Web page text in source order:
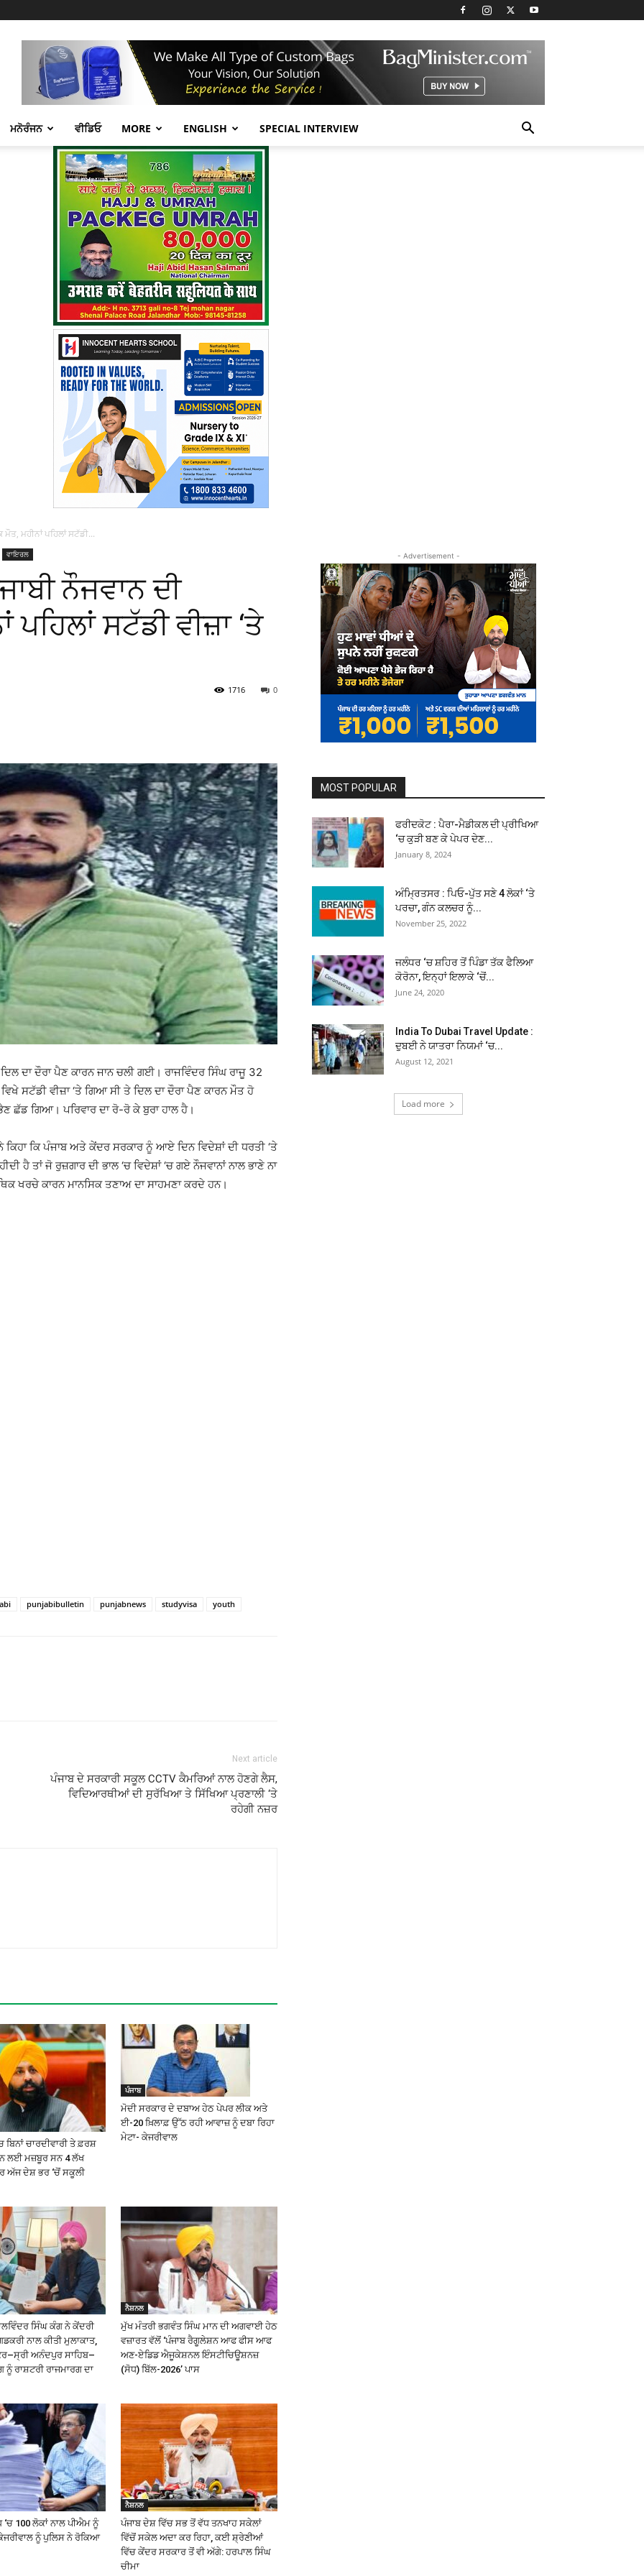
ਮਨੋਰੰਜਨ ਵੀਡਿਓ MORE ENGLISH SPECIAL INTERVIEW
ਮਹੀਨਾਂ ਪਹਿਲਾਂ ਸਟੱਡੀ...
ਵਾਇਰਲ
ਨੌਜਵਾਨ ਦੀ
ਸਟੱਡੀ ਵੀਜ਼ਾ ‘ਤੇ
0
1716
ਦਾ ਦੌਰਾ ਪੈਣ ਕਾਰਨ ਜਾਨ ਚਲੀ ਗਈ। ਰਾਜਵਿੰਦਰ ਸਿੰਘ ਰਾਜੂ 32
ਸਟੱਡੀ ਵੀਜ਼ਾ ‘ਤੇ ਗਿਆ ਸੀ ਤੇ ਦਿਲ ਦਾ ਦੌਰਾ ਪੈਣ ਕਾਰਨ ਮੌਤ ਹੋ
ਗਿਆ। ਪਰਿਵਾਰ ਦਾ ਰੋ-ਰੋ ਕੇ ਬੁਰਾ ਹਾਲ ਹੈ।
ਕਿਹਾ ਕਿ ਪੰਜਾਬ ਅਤੇ ਕੇਂਦਰ ਸਰਕਾਰ ਨੂੰ ਆਏ ਦਿਨ ਵਿਦੇਸ਼ਾਂ ਦੀ ਧਰਤੀ ‘ਤੇ
ਹੈ ਤਾਂ ਜੋ ਰੁਜ਼ਗਾਰ ਦੀ ਭਾਲ ‘ਚ ਵਿਦੇਸ਼ਾਂ ‘ਚ ਗਏ ਨੌਜਵਾਨਾਂ ਨਾਲ ਭਾਣੇ ਨਾ
ਖਰਚੇ ਕਾਰਨ ਮਾਨਸਿਕ ਤਣਾਅ ਦਾ ਸਾਹਮਣਾ ਕਰਦੇ ਹਨ।
punjabibulletin punjabnews studyvisa youth
Next article
ਪੰਜਾਬ ਦੇ ਸਰਕਾਰੀ ਸਕੂਲ CCTV ਕੈਮਰਿਆਂ ਨਾਲ ਹੋਣਗੇ ਲੈਸ,
ਵਿਦਿਆਰਥੀਆਂ ਦੀ ਸੁਰੱਖਿਆ ਤੇ ਸਿੱਖਿਆ ਪ੍ਰਣਾਲੀ ‘ਤੇ
ਰਹੇਗੀ ਨਜ਼ਰ
ਬਿਨਾਂ ਚਾਰਦੀਵਾਰੀ ਤੇ ਫ਼ਰਸ਼
ਲਈ ਮਜ਼ਬੂਰ ਸਨ 4 ਲੱਖ
ਅੱਜ ਦੇਸ਼ ਭਰ ‘ਚੋਂ ਸਕੂਲੀ
ਪੰਜਾਬ
ਮੋਦੀ ਸਰਕਾਰ ਦੇ ਦਬਾਅ ਹੇਠ ਪੇਪਰ ਲੀਕ ਅਤੇ
ਈ-20 ਖ਼ਿਲਾਫ਼ ਉੱਠ ਰਹੀ ਆਵਾਜ਼ ਨੂੰ ਦਬਾ ਰਿਹਾ
ਮੇਟਾ- ਕੇਜਰੀਵਾਲ
ਸਿੰਘ ਕੰਗ ਨੇ ਕੇਂਦਰੀ
ਨਾਲ ਕੀਤੀ ਮੁਲਾਕਾਤ,
ਅਨੰਦਪੁਰ ਸਾਹਿਬ–
ਨੂੰ ਰਾਸ਼ਟਰੀ ਰਾਜਮਾਰਗ ਦਾ
ਨੈਸ਼ਨਲ
ਮੁੱਖ ਮੰਤਰੀ ਭਗਵੰਤ ਸਿੰਘ ਮਾਨ ਦੀ ਅਗਵਾਈ ਹੇਠ
ਵਜ਼ਾਰਤ ਵੱਲੋਂ ‘ਪੰਜਾਬ ਰੈਗੂਲੇਸ਼ਨ ਆਫ ਫੀਸ ਆਫ
ਅਣ-ਏਡਿਡ ਐਜੂਕੇਸ਼ਨਲ ਇੰਸਟੀਚਿਊਸ਼ਨਜ਼
(ਸੋਧ) ਬਿੱਲ-2026’ ਪਾਸ
100 ਲੋਕਾਂ ਨਾਲ ਪੀਐਮ ਨੂੰ
ਨੂੰ ਪੁਲਿਸ ਨੇ ਰੋਕਿਆ
ਨੈਸ਼ਨਲ
ਪੰਜਾਬ ਦੇਸ਼ ਵਿੱਚ ਸਭ ਤੋਂ ਵੱਧ ਤਨਖਾਹ ਸਕੇਲਾਂ
ਵਿੱਚੋਂ ਸਕੇਲ ਅਦਾ ਕਰ ਰਿਹਾ, ਕਈ ਸ਼੍ਰੇਣੀਆਂ
ਵਿੱਚ ਕੇਂਦਰ ਸਰਕਾਰ ਤੋਂ ਵੀ ਅੱਗੇ: ਹਰਪਾਲ ਸਿੰਘ
ਚੀਮਾ
- Advertisement -
MOST POPULAR
ਫਰੀਦਕੋਟ : ਪੈਰਾ-ਮੈਡੀਕਲ ਦੀ ਪ੍ਰੀਖਿਆ
‘ਚ ਕੁੜੀ ਬਣ ਕੇ ਪੇਪਰ ਦੇਣ...
January 8, 2024
ਅੰਮ੍ਰਿਤਸਰ : ਪਿਓ-ਪੁੱਤ ਸਣੇ 4 ਲੋਕਾਂ ‘ਤੇ
ਪਰਚਾ, ਗੰਨ ਕਲਚਰ ਨੂੰ...
November 25, 2022
ਜਲੰਧਰ ‘ਚ ਸ਼ਹਿਰ ਤੋਂ ਪਿੰਡਾ ਤੱਕ ਫੈਲਿਆ
ਕੋਰੋਨਾ, ਇਨ੍ਹਾਂ ਇਲਾਕੇ ‘ਚੋਂ...
June 24, 2020
India To Dubai Travel Update :
ਦੁਬਈ ਨੇ ਯਾਤਰਾ ਨਿਯਮਾਂ ‘ਚ...
August 12, 2021
Load more